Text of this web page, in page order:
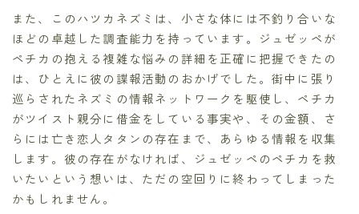
また、このハツカネズミは、小さな体には不釣り合いな
ほどの卓越した調査能力を持っています。ジュゼッペが
ペチカの抱える複雑な悩みの詳細を正確に把握できたの
は、ひとえに彼の諜報活動のおかげでした。街中に張り
巡らされたネズミの情報ネットワークを駆使し、ペチカ
がツイスト親分に借金をしている事実や、その金額、さ
らには亡き恋人タタンの存在まで、あらゆる情報を収集
します。彼の存在がなければ、ジュゼッペのペチカを救
いたいという想いは、ただの空回りに終わってしまった
かもしれません。